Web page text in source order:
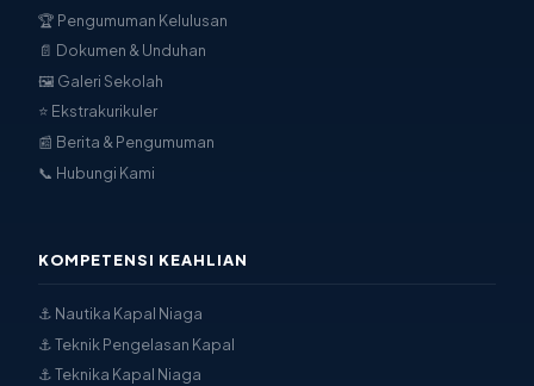
🏆 Pengumuman Kelulusan
📄 Dokumen & Unduhan
🖼 Galeri Sekolah
⭐ Ekstrakurikuler
📰 Berita & Pengumuman
📞 Hubungi Kami
KOMPETENSI KEAHLIAN
⚓ Nautika Kapal Niaga
⚓ Teknik Pengelasan Kapal
⚓ Teknika Kapal Niaga